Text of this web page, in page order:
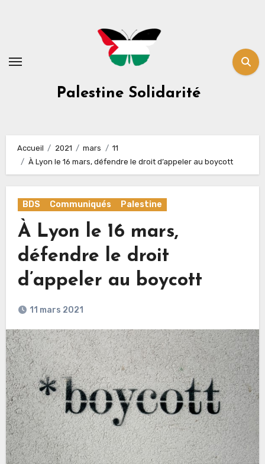
Palestine Solidarité
Accueil 2021 mars
11
À Lyon le 16 mars, défendre le droit d’appeler au boycott
BDS Communiqués Palestine
À Lyon le 16 mars,
défendre le droit
d’appeler au boycott
11 mars 2021